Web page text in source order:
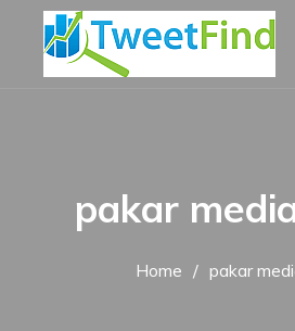
pakar
Home pakar